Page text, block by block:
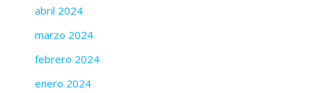
abril 2024
marzo 2024
febrero 2024
enero 2024